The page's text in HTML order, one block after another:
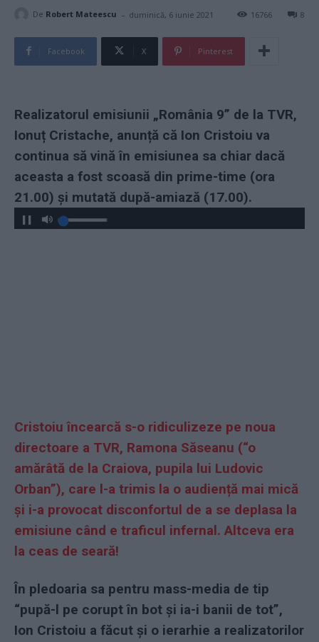
De Robert Mateescu - duminică, 6 iunie 2021 8
16766
Facebook X Pinterest
Realizatorul emisiunii „România 9” de la TVR,
Ionuț Cristache, anunță că Ion Cristoiu va
continua să vină în emisiunea sa chiar dacă
aceasta a fost scoasă din prime-time (ora
21.00) și mutată după-amiază (17.00).
Cristoiu încearcă s-o ridiculizeze pe noua
directoare a TVR, Ramona Săseanu (“o
amărâtă de la Craiova, pupila lui Ludovic
Orban”), care l-a trimis la o audiență mai mică
și i-a provocat disconfortul de a se deplasa la
emisiune când e traficul infernal. Altceva era
la ceas de seară!
În pledoaria sa pentru mass-media de tip
“pupă-l pe corupt în bot și ia-i banii de tot”,
Ion Cristoiu a făcut și o ierarhie a realizatorilor